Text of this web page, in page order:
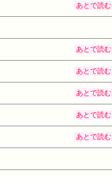
あとで読む
あとで読む
あとで読む
あとで読む
あとで読む
あとで読む